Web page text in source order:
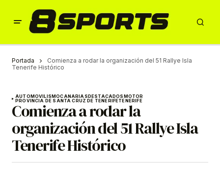
Portada
Comienza a rodar la organización del 51 Rallye Isla
Tenerife Histórico
AUTOMOVILISMOCANARIASDESTACADOSMOTOR
PROVINCIA DE SANTA CRUZ DE TENERIFETENERIFE
Comienza a rodar la
organización del 51 Rallye Isla
Tenerife Histórico